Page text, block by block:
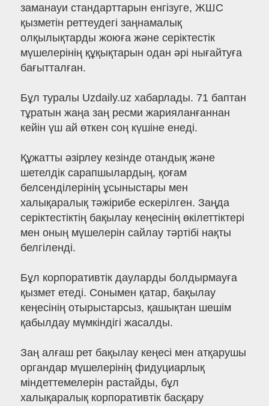
заманауи стандарттарын енгізуге, ЖШС
қызметін реттеудегі заңнамалық
олқылықтарды жоюға және серіктестік
мүшелерінің құқықтарын одан әрі нығайтуға
бағытталған.
Бұл туралы Uzdaily.uz хабарлады. 71 баптан
тұратын жаңа заң ресми жарияланғаннан
кейін үш ай өткен соң күшіне енеді.
Құжатты әзірлеу кезінде отандық және
шетелдік сарапшылардың, қоғам
белсенділерінің ұсыныстары мен
халықаралық тәжірибе ескерілген. Заңда
серіктестіктің бақылау кеңесінің өкілеттіктері
мен оның мүшелерін сайлау тәртібі нақты
белгіленді.
Бұл корпоративтік дауларды болдырмауға
қызмет етеді. Сонымен қатар, бақылау
кеңесінің отырыстарсыз, қашықтан шешім
қабылдау мүмкіндігі жасалды.
Заң алғаш рет бақылау кеңесі мен атқарушы
органдар мүшелерінің фидуциарлық
міндеттемелерін растайды, бұл
халықаралық корпоративтік басқару